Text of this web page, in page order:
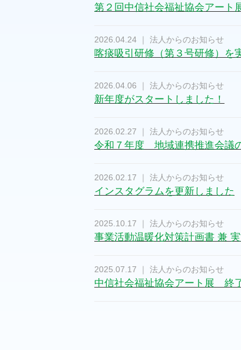
第２回中信社会福祉協会アート
2026.04.24 ｜ 法人からのお知らせ
喀痰吸引研修（第３号研修）
2026.04.06 ｜ 法人からのお知らせ
新年度がスタートしました！
2026.02.27 ｜ 法人からのお知らせ
令和７年度 地域連携推進会議
2026.02.17 ｜ 法人からのお知らせ
インスタグラムを更新しました
2025.10.17 ｜ 法人からのお知らせ
事業活動温暖化対策計画書 兼
2025.07.17 ｜ 法人からのお知らせ
中信社会福祉協会アート展 終